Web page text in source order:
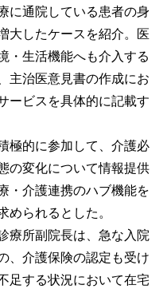
に通院している患者の身
大したケースを紹介。医
・生活機能へも介入する
主治医意見書の作成にお
ービスを具体的に記載す
極的に参加して、介護必
の変化について情報提供
・介護連携のハブ機能を
められるとした。
療所副院長は、急な入院
、介護保険の認定も受け
足する状況において在宅